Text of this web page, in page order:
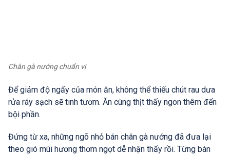
Chân gà nướng chuẩn vị
Để giảm độ ngấy của món ăn, không thể thiếu chút rau dưa
rửa ráy sạch sẽ tinh tươm. Ăn cùng thịt thấy ngon thêm đến
bội phần.
Đứng từ xa, những ngõ nhỏ bán chân gà nướng đã đưa lại
theo gió mùi hương thơm ngọt dễ nhận thấy rồi. Từng bàn